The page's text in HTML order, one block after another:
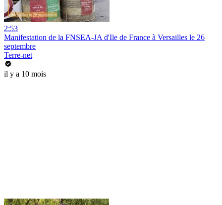
2:53
Manifestation de la FNSEA-JA d'Ile de France à Versailles le 26
septembre
Terre-net
il y a 10 mois